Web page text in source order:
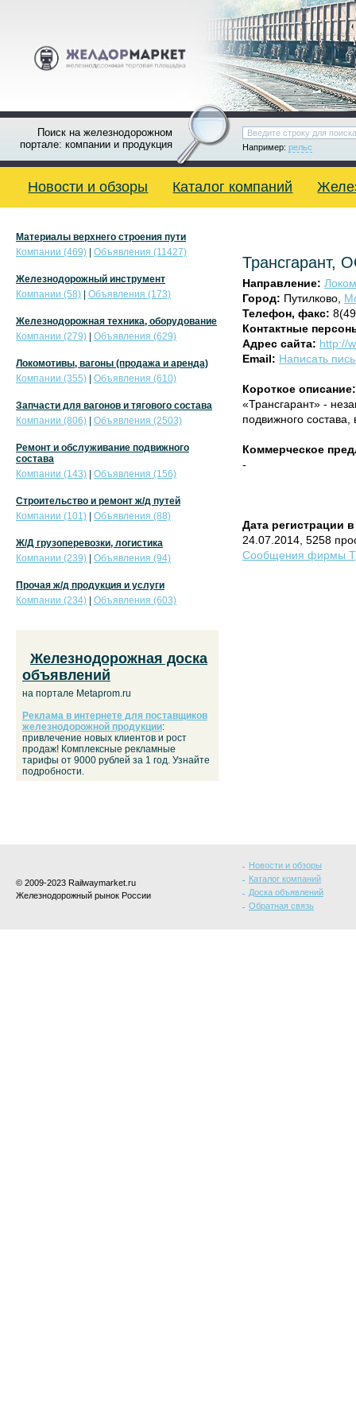
Поиск на железнодорожном
портале: компании и продукция
Например: рельс
Новости и обзоры Каталог компаний
Трансгарант,
Направление:
Город: Путилково,
Телефон, факс:
Контактные
Адрес сайта: http://
Email: Написать
Короткое описание:
«Трансгарант» -
подвижного состава,
Коммерческое
-
Дата регистрации в
24.07.2014, 5258
Сообщения фирмы
Материалы верхнего строения пути
Компании (469)
Объявления (11427)
Железнодорожный инструмент
Компании (58)
Объявления (173)
Железнодорожная техника, оборудование
Компании (279)
Объявления (629)
Локомотивы, вагоны (продажа и аренда)
Компании (355)
Объявления (610)
Запчасти для вагонов и тягового состава
Компании (806)
Объявления (2503)
Ремонт и обслуживание подвижного
состава
Компании (143)
Объявления (156)
Строительство и ремонт ж/д путей
Компании (101)
Объявления (88)
Ж/Д грузоперевозки, логистика
Компании (239)
Объявления (94)
Прочая ж/д продукция и услуги
Компании (234)
Объявления (603)
Железнодорожная доска
объявлений
на портале Metaprom.ru
Реклама в интернете для поставщиков
железнодорожной продукции:
привлечение новых клиентов и рост
продаж! Комплексные рекламные
тарифы от 9000 рублей за 1 год. Узнайте
подробности.
© 2009-2023 Railwaymarket.ru
Железнодорожный рынок России
Новости и обзоры
Каталог компаний
Доска объявлений
Обратная связь